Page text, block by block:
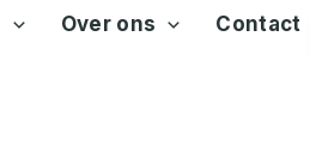
Over ons Contact